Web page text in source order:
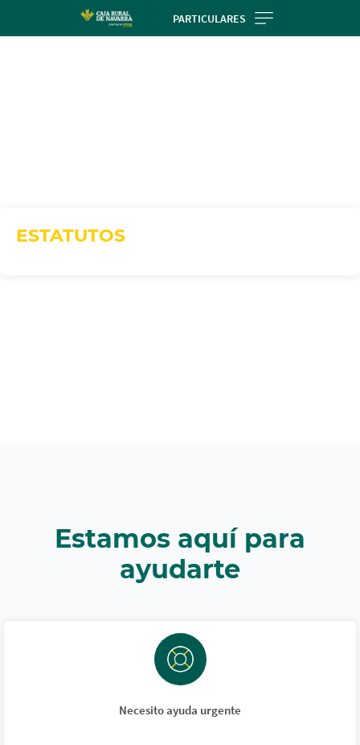
PARTICULARES
ESTATUTOS
Estamos aquí para
ayudarte
Necesito ayuda urgente